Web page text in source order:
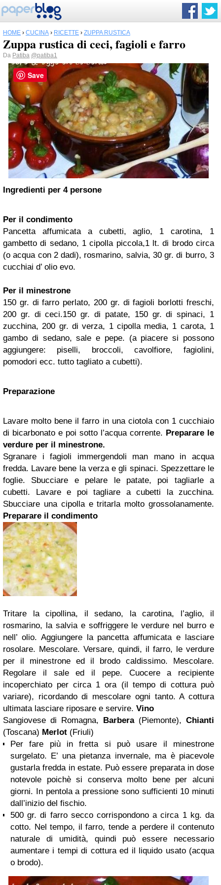
HOME › CUCINA › RICETTE › ZUPPA RUSTICA
Zuppa rustica di ceci, fagioli e farro
Da Patiba @patiba1
Ingredienti per 4 persone
Per il condimento
Pancetta affumicata a cubetti, aglio, 1 carotina, 1
gambetto di sedano, 1 cipolla piccola,1 lt. di brodo circa
(o acqua con 2 dadi), rosmarino, salvia, 30 gr. di burro, 3
cucchiai d’ olio evo.
Per il minestrone
150 gr. di farro perlato, 200 gr. di fagioli borlotti freschi,
200 gr. di ceci.150 gr. di patate, 150 gr. di spinaci, 1
zucchina, 200 gr. di verza, 1 cipolla media, 1 carota, 1
gambo di sedano, sale e pepe. (a piacere si possono
aggiungere: piselli, broccoli, cavolfiore, fagiolini,
pomodori ecc. tutto tagliato a cubetti).
Preparazione
Lavare molto bene il farro in una ciotola con 1 cucchiaio
di bicarbonato e poi sotto l’acqua corrente. Preparare le
verdure per il minestrone.
Sgranare i fagioli immergendoli man mano in acqua
fredda. Lavare bene la verza e gli spinaci. Spezzettare le
foglie. Sbucciare e pelare le patate, poi tagliarle a
cubetti. Lavare e poi tagliare a cubetti la zucchina.
Sbucciare una cipolla e tritarla molto grossolanamente.
Preparare il condimento
Tritare la cipollina, il sedano, la carotina, l’aglio, il
rosmarino, la salvia e soffriggere le verdure nel burro e
nell’ olio. Aggiungere la pancetta affumicata e lasciare
rosolare. Mescolare. Versare, quindi, il farro, le verdure
per il minestrone ed il brodo caldissimo. Mescolare.
Regolare il sale ed il pepe. Cuocere a recipiente
incoperchiato per circa 1 ora (il tempo di cottura può
variare), ricordando di mescolare ogni tanto. A cottura
ultimata lasciare riposare e servire. Vino
Sangiovese di Romagna,
Barbera(Piemonte), Chianti
(Toscana) Merlot (Friuli)
Per fare più in fretta si può usare il minestrone
surgelato. E’ una pietanza invernale, ma è piacevole
gustarla fredda in estate. Può essere preparata in dose
notevole poichè si conserva molto bene per alcuni
giorni. In pentola a pressione sono sufficienti 10 minuti
dall’inizio del fischio.
500 gr. di farro secco corrispondono a circa 1 kg. da
cotto. Nel tempo, il farro, tende a perdere il contenuto
naturale di umidità, quindi può essere necessario
aumentare i tempi di cottura ed il liquido usato (acqua
o brodo).
Save